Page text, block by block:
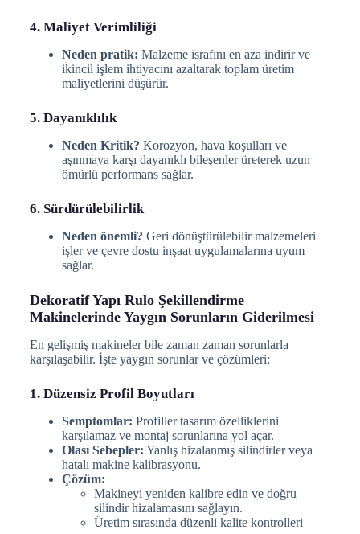
4. Maliyet Verimliliği
Neden pratik: Malzeme israfını en aza indirir ve
ikincil işlem ihtiyacını azaltarak toplam üretim
maliyetlerini düşürür.
5. Dayanıklılık
Neden Kritik? Korozyon, hava koşulları ve
aşınmaya karşı dayanıklı bileşenler üreterek uzun
ömürlü performans sağlar.
6. Sürdürülebilirlik
Neden önemli? Geri dönüştürülebilir malzemeleri
işler ve çevre dostu inşaat uygulamalarına uyum
sağlar.
Dekoratif Yapı Rulo Şekillendirme
Makinelerinde Yaygın Sorunların Giderilmesi
En gelişmiş makineler bile zaman zaman sorunlarla
karşılaşabilir. İşte yaygın sorunlar ve çözümleri:
1. Düzensiz Profil Boyutları
Semptomlar: Profiller tasarım özelliklerini
karşılamaz ve montaj sorunlarına yol açar.
Olası Sebepler: Yanlış hizalanmış silindirler veya
hatalı makine kalibrasyonu.
Çözüm:
Makineyi yeniden kalibre edin ve doğru
silindir hizalamasını sağlayın.
Üretim sırasında düzenli kalite kontrolleri